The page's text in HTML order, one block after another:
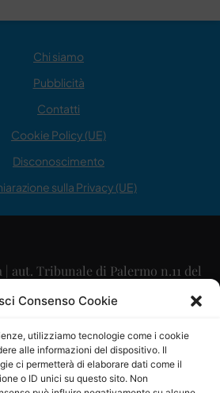
Consenso Cookie
utilizziamo tecnologie come i cookie
alle informazioni del dispositivo. Il
ci permetterà di elaborare dati come il
o ID unici su questo sito. Non
Chi siamo
Pubblicità
Contatti
Cookie Policy (UE)
Disconoscimento
sulla Privacy (UE)
Tribunale di Palermo n.11 del
29/09/2015
Maurizio Scaglione